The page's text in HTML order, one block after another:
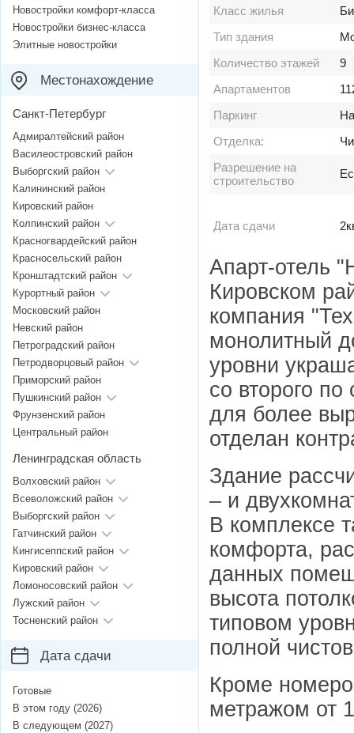
Класс жилья
Тип здания
Количество этажей
9
Апартаментов
Паркинг
Отделка:
Разрешение на
строительство
Дата сдачи
Апарт-отель
Кировском
компания
монолитный
уровни
со второго
для более
отделан
Здание
– и
В комплексе
комфорта,
данных
высота
типовом
полной
Кроме
метражом от
Новостройки комфорт-класса
Новостройки бизнес-класса
Элитные новостройки
Местонахождение
Санкт-Петербург
Адмиралтейский район
Василеостровский район
Выборгский район
Калининский район
Кировский район
Колпинский район
Красногвардейский район
Красносельский район
Кронштадтский район
Курортный район
Московский район
Невский район
Петроградский район
Петродворцовый район
Приморский район
Пушкинский район
Фрунзенский район
Центральный район
Ленинградская область
Волховский район
Всеволожский район
Выборгский район
Гатчинский район
Кингисеппский район
Кировский район
Ломоносовский район
Лужский район
Тосненский район
Дата сдачи
Готовые
В этом году (2026)
В следующем (2027)